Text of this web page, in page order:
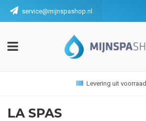
service@mijnspashop.nl
Levering uit voorraad
LA SPAS